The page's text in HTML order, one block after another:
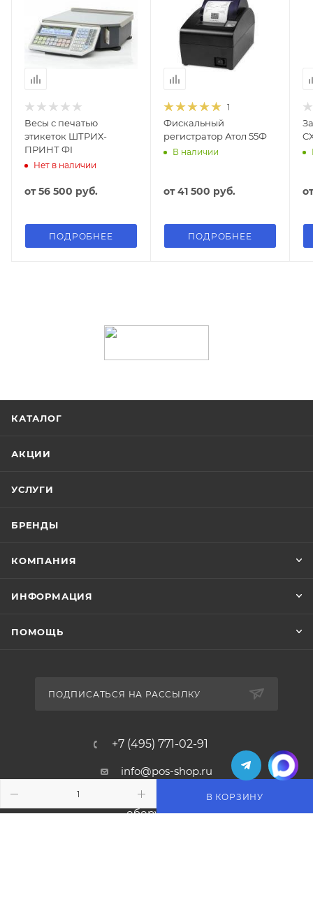
В КОРЗИНУ
Весы с печатью
этикеток ШТРИХ-
ПРИНТ ФI
Нет в наличии
от56 500 руб.
ПОДРОБНЕЕ
1
Фискальный
регистратор Атол 55Ф
В наличии
от41 500 руб.
ПОДРОБНЕЕ
КАТАЛОГ
АКЦИИ
УСЛУГИ
БРЕНДЫ
КОМПАНИЯ
ИНФОРМАЦИЯ
ПОМОЩЬ
ПОДПИСАТЬСЯ НА РАССЫЛКУ
+7 (495) 771-02-91
info@pos-shop.ru
Магазин Интелис торговое
оборудование